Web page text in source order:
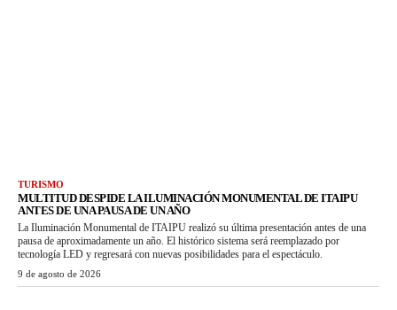
TURISMO
MULTITUD DESPIDE LA ILUMINACIÓN MONUMENTAL DE ITAIPU
ANTES DE UNA PAUSA DE UN AÑO
La Iluminación Monumental de ITAIPU realizó su última presentación antes de una
pausa de aproximadamente un año. El histórico sistema será reemplazado por
tecnología LED y regresará con nuevas posibilidades para el espectáculo.
9 de agosto de 2026